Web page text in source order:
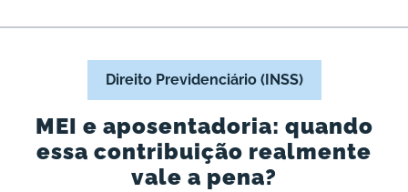
Direito Previdenciário (INSS)
MEI e aposentadoria: quando
essa contribuição realmente
vale a pena?